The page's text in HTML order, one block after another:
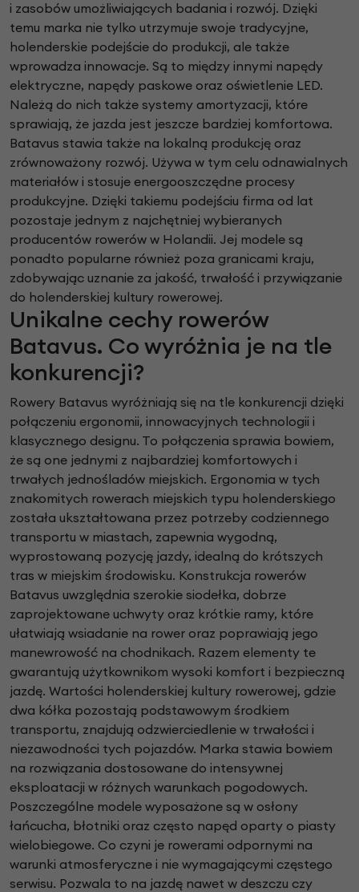
i zasobów umożliwiających badania i rozwój. Dzięki
temu marka nie tylko utrzymuje swoje tradycyjne,
holenderskie podejście do produkcji, ale także
wprowadza innowacje. Są to między innymi napędy
elektryczne, napędy paskowe oraz oświetlenie LED.
Należą do nich także systemy amortyzacji, które
sprawiają, że jazda jest jeszcze bardziej komfortowa.
Batavus stawia także na lokalną produkcję oraz
zrównoważony rozwój. Używa w tym celu odnawialnych
materiałów i stosuje energooszczędne procesy
produkcyjne. Dzięki takiemu podejściu firma od lat
pozostaje jednym z najchętniej wybieranych
producentów rowerów w Holandii. Jej modele są
ponadto popularne również poza granicami kraju,
zdobywając uznanie za jakość, trwałość i przywiązanie
do holenderskiej kultury rowerowej.
Unikalne cechy rowerów
Batavus. Co wyróżnia je na tle
konkurencji?
Rowery Batavus wyróżniają się na tle konkurencji dzięki
połączeniu ergonomii, innowacyjnych technologii i
klasycznego designu. To połączenia sprawia bowiem,
że są one jednymi z najbardziej komfortowych i
trwałych jednośladów miejskich. Ergonomia w tych
znakomitych rowerach miejskich typu holenderskiego
została ukształtowana przez potrzeby codziennego
transportu w miastach, zapewnia wygodną,
wyprostowaną pozycję jazdy, idealną do krótszych
tras w miejskim środowisku. Konstrukcja rowerów
Batavus uwzględnia szerokie siodełka, dobrze
zaprojektowane uchwyty oraz krótkie ramy, które
ułatwiają wsiadanie na rower oraz poprawiają jego
manewrowość na chodnikach. Razem elementy te
gwarantują użytkownikom wysoki komfort i bezpieczną
jazdę. Wartości holenderskiej kultury rowerowej, gdzie
dwa kółka pozostają podstawowym środkiem
transportu, znajdują odzwierciedlenie w trwałości i
niezawodności tych pojazdów. Marka stawia bowiem
na rozwiązania dostosowane do intensywnej
eksploatacji w różnych warunkach pogodowych.
Poszczególne modele wyposażone są w osłony
łańcucha, błotniki oraz często napęd oparty o piasty
wielobiegowe. Co czyni je rowerami odpornymi na
warunki atmosferyczne i nie wymagającymi częstego
serwisu. Pozwala to na jazdę nawet w deszczu czy